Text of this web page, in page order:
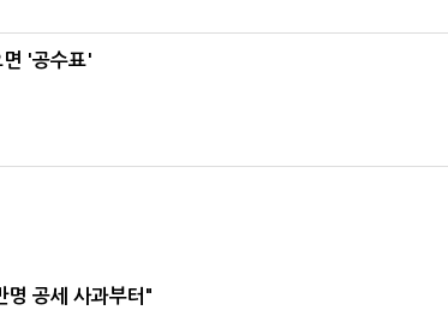
면 '공수표'
공세 사과부터"